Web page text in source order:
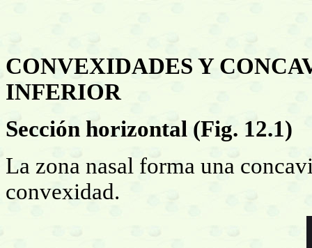
CONVEXIDADES Y
INFERIOR
Sección horizontal (Fig. 12.1)
La zona nasal forma una
convexidad.